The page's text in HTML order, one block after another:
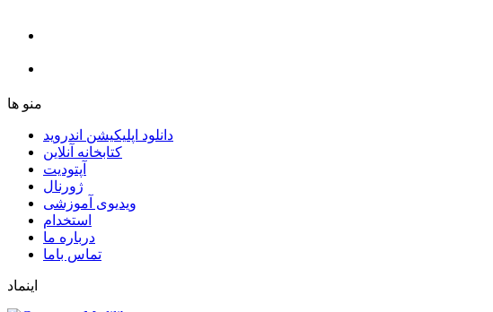
ﻣﻨﻮ ﻫﺎ
دانلود اپلیکیشن اندروید
ﮐﺘﺎﺑﺨﺎﻧﻪ ﺁﻧﻼﯾﻦ
ﺁﭘﺘﻮﺩﯾﺖ
ﮊﻭﺭﻧﺎﻝ
ویدیوی آموزشی
استخدام
درباره ما
ﺗﻤﺎﺱ ﺑﺎﻣﺎ
اینماد